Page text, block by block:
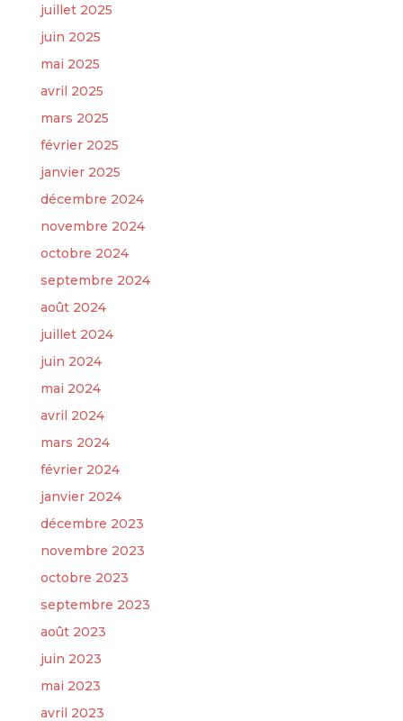
juillet 2025
juin 2025
mai 2025
avril 2025
mars 2025
février 2025
janvier 2025
décembre 2024
novembre 2024
octobre 2024
septembre 2024
août 2024
juillet 2024
juin 2024
mai 2024
avril 2024
mars 2024
février 2024
janvier 2024
décembre 2023
novembre 2023
octobre 2023
septembre 2023
août 2023
juin 2023
mai 2023
avril 2023